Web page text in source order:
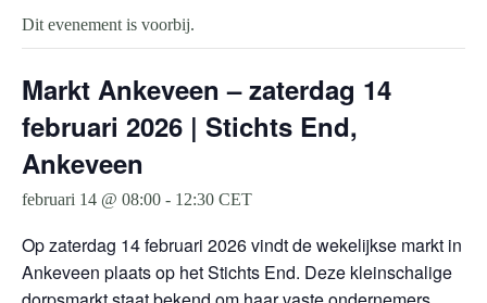
Dit evenement is voorbij.
Markt Ankeveen – zaterdag 14
februari 2026 | Stichts End,
Ankeveen
februari 14 @ 08:00 - 12:30 CET
Op zaterdag 14 februari 2026 vindt de wekelijkse markt in
Ankeveen plaats op het Stichts End. Deze kleinschalige